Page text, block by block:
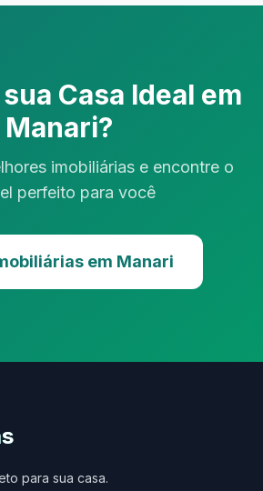
Casa Ideal em
Manari?
imobiliárias e encontre o
perfeito para você
em Manari
para sua casa.